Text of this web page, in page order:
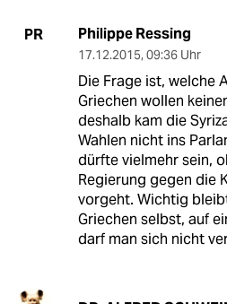
PR Philippe Ressing
17.12.2015, 09:36 Uhr
Die Frage ist, welche
Griechen wollen
deshalb kam die
Wahlen nicht ins
dürfte vielmehr sein,
Regierung gegen die
vorgeht. Wichtig
Griechen selbst, auf
darf man sich nicht